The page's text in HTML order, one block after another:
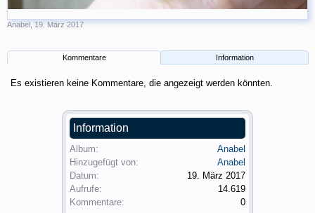
Anabel,19. März 2017
Kommentare Information
Es existieren keine Kommentare, die angezeigt werden könnten.
Information
Album:
Anabel
Hinzugefügt von:
Anabel
Datum:
19. März 2017
Aufrufe:
14.619
Kommentare:
0